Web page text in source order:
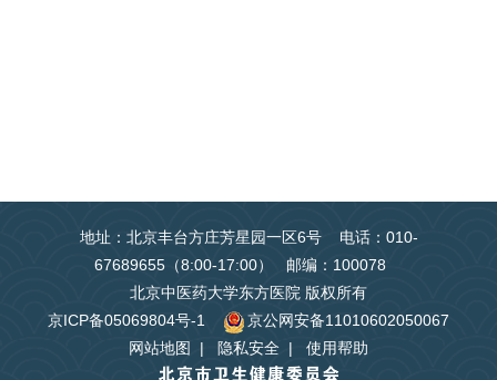
地址：北京丰台方庄芳星园一区6号 电话：010-
67689655（8:00-17:00） 邮编：100078
北京中医药大学东方医院 版权所有
京ICP备05069804号-1
京公网安备11010602050067
网站地图
| 隐私安全 | 使用帮助